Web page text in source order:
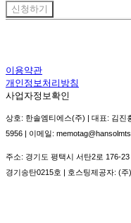
신청하기
이용약관
개인정보처리방침
사업자정보확인
상호: 한솔엠티에스(주) | 대표: 김진
5956 | 이메일:
주소: 경기도 평택시 서탄2로 176-
경기송탄0215호 | 호스팅제공자: (주